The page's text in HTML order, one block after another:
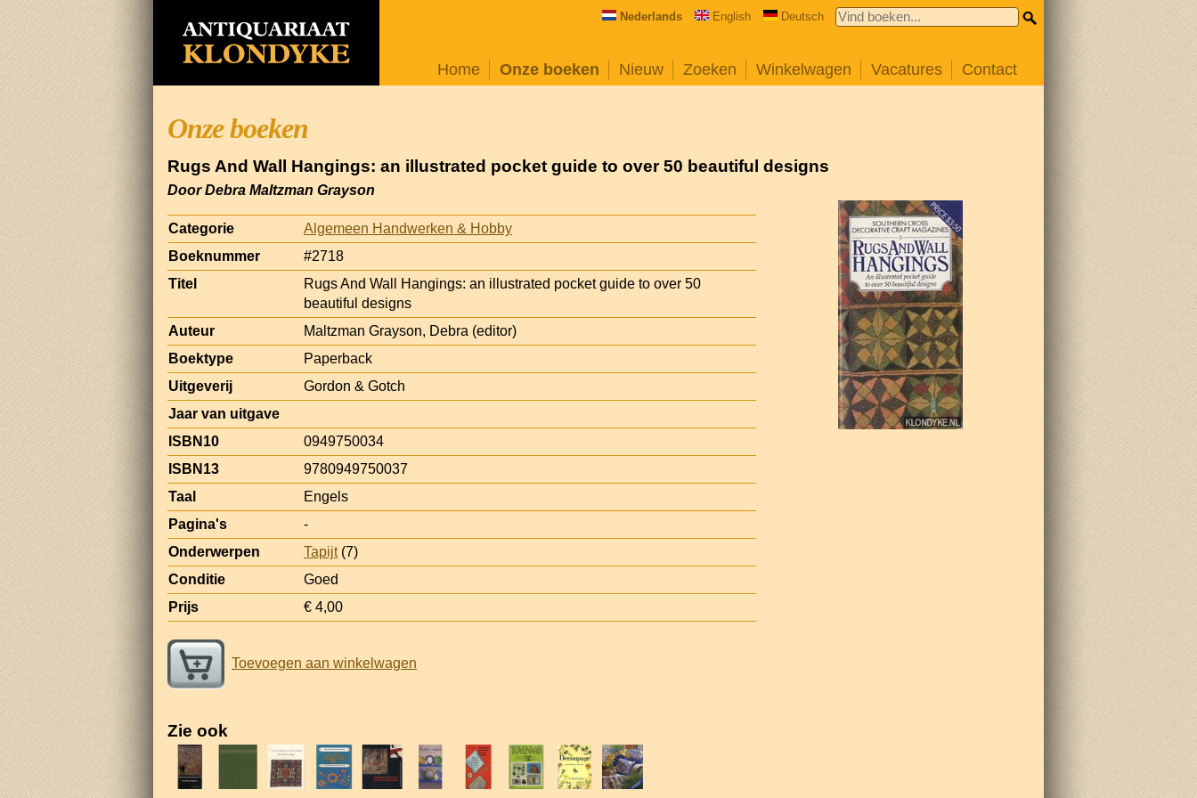
Nederlands English Deutsch
Home Onze boeken Nieuw Zoeken Winkelwagen Vacatures Contact
Onze boeken
Rugs And Wall Hangings: an illustrated pocket guide to over 50 beautiful designs
Door Debra Maltzman Grayson
Categorie
Algemeen Handwerken & Hobby
Boeknummer
#2718
Titel
Rugs And Wall Hangings: an illustrated pocket guide to over 50
beautiful designs
Auteur
Maltzman Grayson, Debra (editor)
Boektype
Paperback
Uitgeverij
Gordon & Gotch
Jaar van uitgave
ISBN10
0949750034
ISBN13
9780949750037
Taal
Engels
Pagina's
-
Onderwerpen
Tapijt(7)
Conditie
Goed
Prijs
€ 4,00
Toevoegen aan winkelwagen
Zie ook